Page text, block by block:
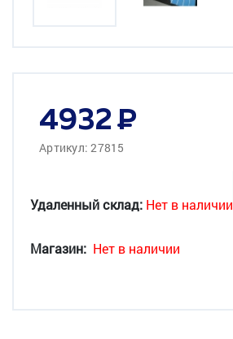
4932
Артикул: 27815
Удаленный склад: Нет в наличии
Магазин: Нет в наличии